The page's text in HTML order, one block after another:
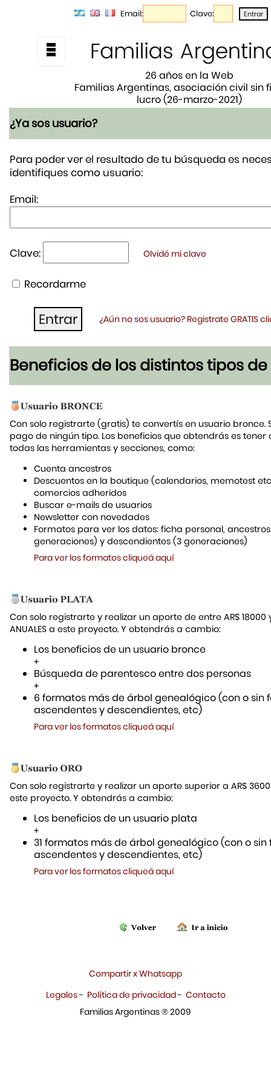
Email: Clave:
26 años en la Web
Familias Argentinas, asociación civil sin
lucro (26-marzo-2021)
¿Ya sos usuario?
Para poder ver el resultado de tu búsqueda es
identifiques como usuario:
Email:
Clave: Olvidé mi clave
Recordarme
¿Aún no sos usuario? Registrate GRATIS
Beneficios de los distintos tipos de
Con solo registrarte (gratis) te convertís en usuario bronce.
pago de ningún tipo. Los beneficios que obtendrás es tener
todas las herramientas y secciones, como:
Cuenta ancestros
Descuentos en la boutique (calendarios, memotest
comercios adheridos
Buscar e-mails de usuarios
Newsletter con novedades
Formatos para ver los datos: ficha personal,
generaciones) y descendientes (3 generaciones)
Para ver los formatos cliqueá aquí
Con solo registrarte y realizar un aporte de entre AR$ 18000
ANUALES a este proyecto. Y obtendrás a cambio:
Los beneficios de un usuario bronce
+
Búsqueda de parentesco entre dos personas
+
6 formatos más de árbol genealógico (con o sin
ascendentes y descendientes, etc)
Para ver los formatos cliqueá aquí
Con solo registrarte y realizar un aporte superior a AR$
este proyecto. Y obtendrás a cambio:
Los beneficios de un usuario plata
+
31 formatos más de árbol genealógico (con o sin
ascendentes y descendientes, etc)
Para ver los formatos cliqueá aquí
Compartir x Whatsapp
Legales- Política de privacidad- Contacto
Familias Argentinas ® 2009